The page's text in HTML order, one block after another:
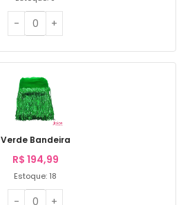
Verde Bandeira
R$ 194,99
Estoque: 18